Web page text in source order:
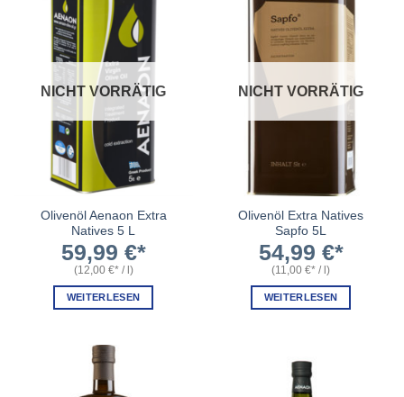
NICHT VORRÄTIG
Olivenöl Aenaon Extra
Natives 5 L
59,99 €
(12,00 € / )
WEITERLESEN
NICHT VORRÄTIG
Olivenöl Extra Natives
Sapfo 5L
54,99 €
(11,00 € / )
WEITERLESEN